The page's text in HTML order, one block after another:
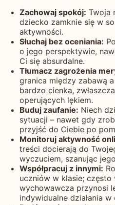
Zachowaj spokój: Twoja
dziecko zamknie się w
aktywności.
Słuchaj bez oceniania:
o jego perspektywie,
Ci się absurdalne.
Tłumacz zagrożenia
granica między zabawą
bardzo cienka,
operujących lękiem.
Buduj zaufanie: Niech
sytuacji – nawet gdy
przyjść do Ciebie po
Monitoruj aktywność
treści docierają do
wyczuciem, szanując
Współpracuj z innymi:
uczniów w klasie; często
wychowawcza przynosi
indywidualne działania w